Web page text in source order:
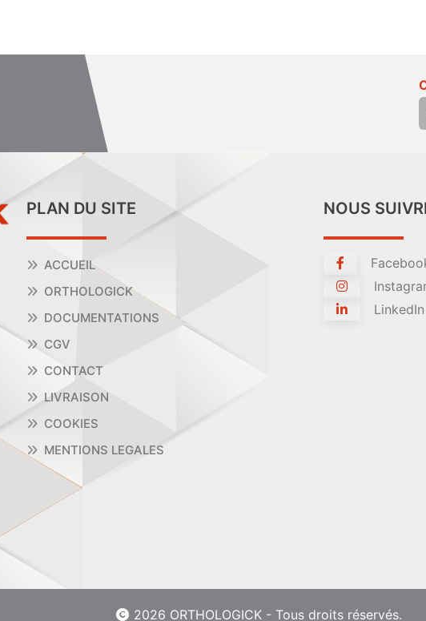
PLAN DU SITE
ACCUEIL
ORTHOLOGICK
DOCUMENTATIONS
CGV
CONTACT
LIVRAISON
COOKIES
MENTIONS LEGALES
NOUS
LinkedIn
2026 ORTHOLOGICK - Tous droits réservés.